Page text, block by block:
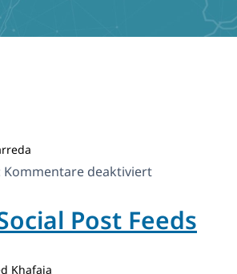
Kommentare deaktiviertfür
Post Feeds
Khafaja